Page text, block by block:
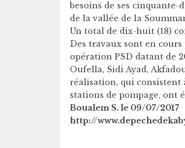
besoins de ses
de la vallée de la
Un total de dix-huit (18)
Des travaux sont en
opération PSD datant de
Oufella, Sidi Ayad,
réalisation, qui consistent
stations de pompage, ont
Boualem S. le 09/07/2017
http://